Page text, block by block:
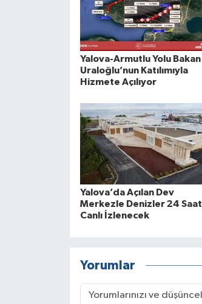
Yalova-Armutlu Yolu Bakan
Uraloğlu’nun Katılımıyla
Hizmete Açılıyor
Yalova’da Açılan Dev
Merkezle Denizler 24 Saat
Canlı İzlenecek
Yorumlar